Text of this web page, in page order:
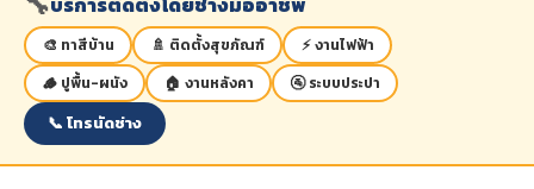
🎨 ทาสีบ้าน 🚿 ติดตั้งสุขภัณฑ์
⚡ งานไฟฟ้า
🪵 ปูพื้น-ผนัง
🏠 งานหลังคา 🚰 ระบบประปา
📞 โทรนัดช่าง